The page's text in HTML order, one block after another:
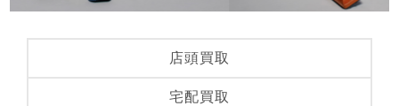
店頭買取
宅配買取